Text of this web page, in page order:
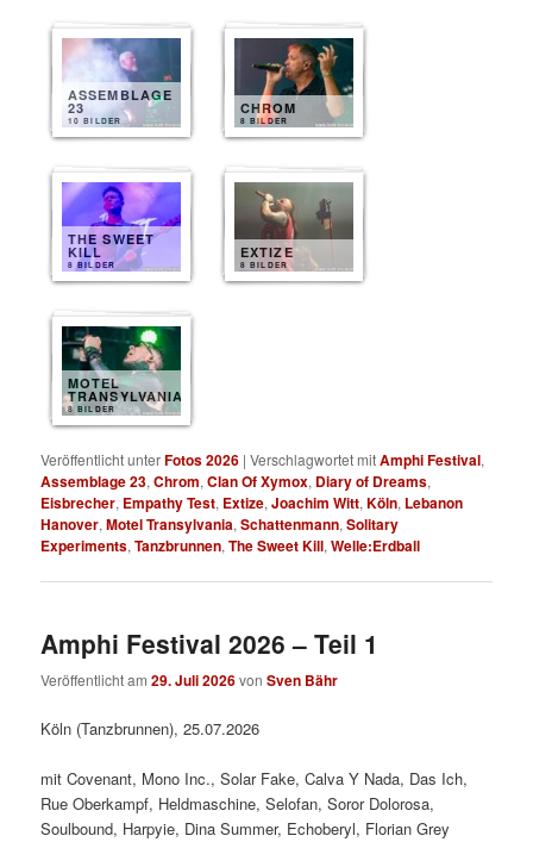
ASSEMBLAGE
23
10 BILDER
CHROM
8 BILDER
THE SWEET
KILL
8 BILDER
EXTIZE
8 BILDER
MOTEL
TRANSYLVANIA
8 BILDER
Veröffentlicht unterFotos 2026 |Verschlagwortet mitAmphi Festival,
Assemblage 23,Chrom,Clan Of Xymox, Diary of Dreams,
Eisbrecher, Empathy Test, Extize,Joachim Witt,Köln, Lebanon
Hanover,Motel Transylvania,Schattenmann,Solitary
Experiments,Tanzbrunnen,The Sweet Kill,Welle:Erdball
Amphi Festival 2026 – Teil 1
Veröffentlicht am29. Juli 2026vonSven Bähr
Köln (Tanzbrunnen), 25.07.2026
mit Covenant, Mono Inc., Solar Fake, Calva Y Nada, Das Ich,
Rue Oberkampf, Heldmaschine, Selofan, Soror Dolorosa,
Soulbound, Harpyie, Dina Summer, Echoberyl, Florian Grey